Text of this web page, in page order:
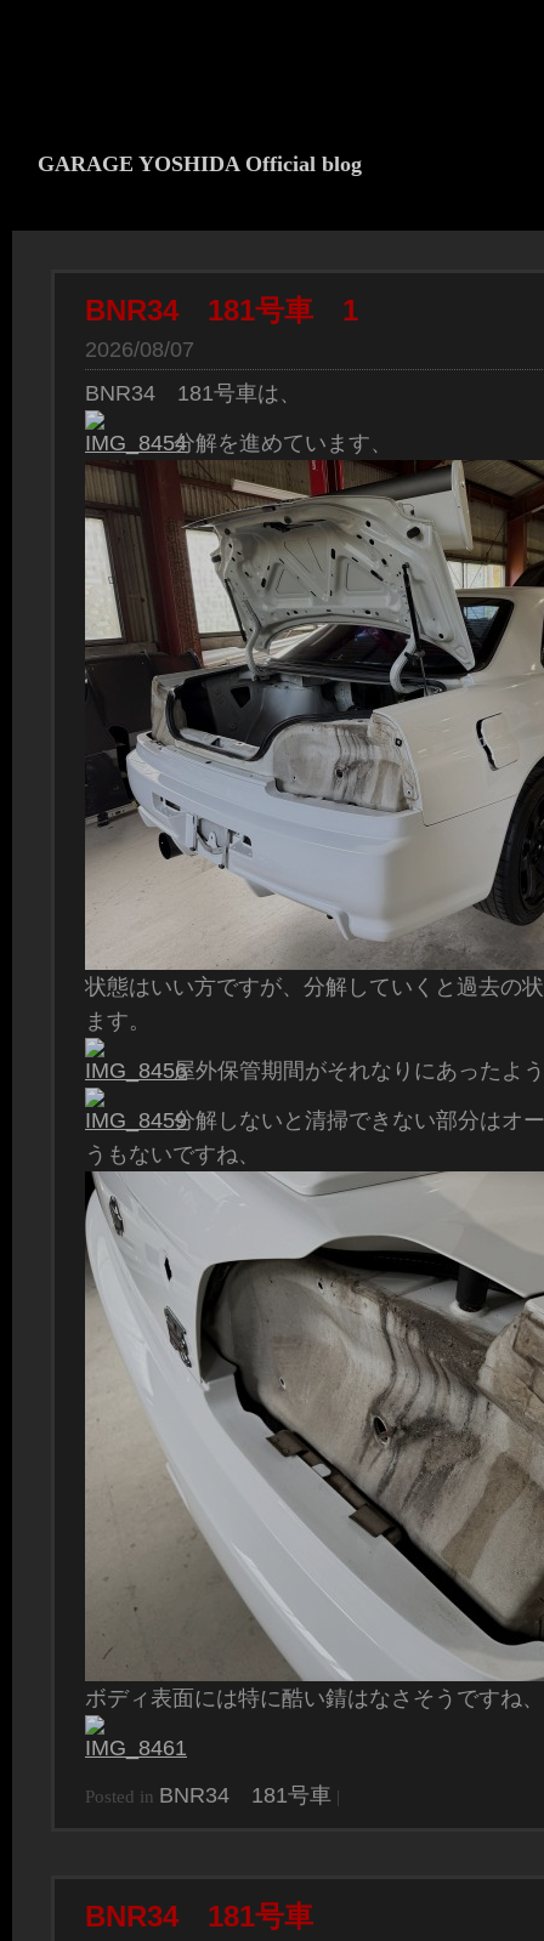
GARAGE YOSHIDA Official blog
BNR34 181号車 1
2026/08/07
BNR34 181号車は、
分解を進めています、
状態はいい方ですが、分解していくと過去の
ます。
屋外保管期間がそれなりにあったよ
分解しないと清掃できない部分はオ
うもないですね、
ボディ表面には特に酷い錆はなさそうですね、
Posted in BNR34 181号車 |
BNR34 181号車